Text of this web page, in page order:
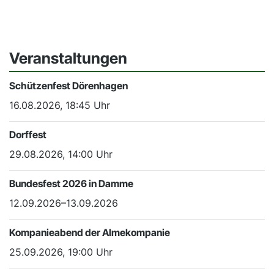
Veranstaltungen
Schützenfest Dörenhagen
16.08.2026, 18:45 Uhr
Dorffest
29.08.2026, 14:00 Uhr
Bundesfest 2026 in Damme
12.09.2026–13.09.2026
Kompanieabend der Almekompanie
25.09.2026, 19:00 Uhr